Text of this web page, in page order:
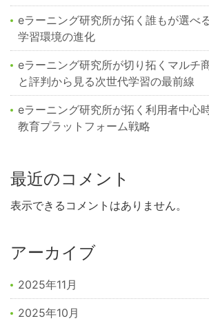
eラーニング研究所が拓く誰もが選べ
学習環境の進化
eラーニング研究所が切り拓くマルチ
と評判から見る次世代学習の最前線
eラーニング研究所が拓く利用者中心
教育プラットフォーム戦略
最近のコメント
表示できるコメントはありません。
アーカイブ
2025年11月
2025年10月